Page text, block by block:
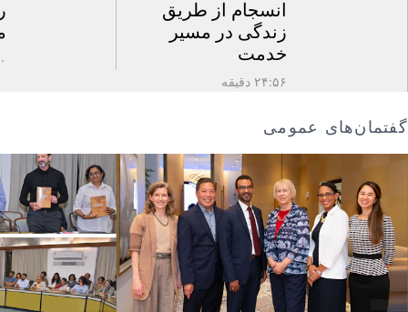
انسجام از طریق
زندگی در مسیر
خدمت
۲۴:۵۶ دقیقه
گفتمان‌های عمومی